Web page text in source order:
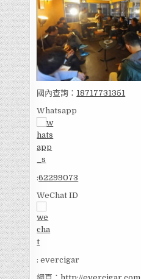
國內查詢： 18717731351
Whatsapp
:62299073
WeChat ID
: evercigar